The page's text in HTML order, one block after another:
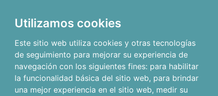
Utilizamos cookies
Este sitio web utiliza cookies y otras tecnologías
de seguimiento para mejorar su experiencia de
navegación con los siguientes fines: para habilitar
la funcionalidad básica del sitio web, para brindar
una mejor experiencia en el sitio web, medir su